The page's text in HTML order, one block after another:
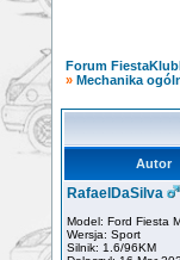
Forum
» Mechanika
Autor
RafaelDaSilva
Model: Ford Fiesta
Wersja: Sport
Silnik: 1.6/96KM